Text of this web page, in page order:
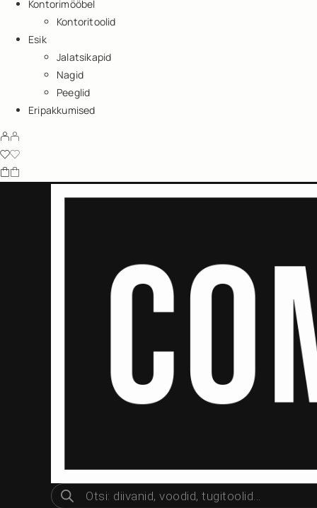
Kontorimööbel
Kontoritoolid
Esik
Jalatsikapid
Nagid
Peeglid
Eripakkumised